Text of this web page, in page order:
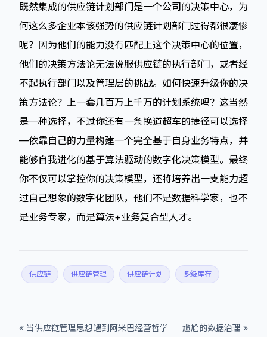
既然集成的供应链计划部门是一个公司的决策中心，为
何这么多企业本该强势的供应链计划部门过得都很凄惨
呢？因为他们的能力没有匹配上这个决策中心的位置，
他们的决策方法论无法说服供应链的执行部门，或者经
不起执行部门以及管理层的挑战。如何快速升级你的决
策方法论？上一套几百万上千万的计划系统吗？这当然
是一种选择，不过你还有一条换道超车的捷径可以选择
—依靠自己的力量构建一个完全基于自身业务特点，并
能够自我进化的基于算法驱动的数字化决策模型。最终
你不仅可以掌控你的决策模型，还将培养出一支能力超
过自己想象的数字化团队，他们不是数据科学家，也不
是业务专家，而是算法+业务复合型人才。
供应链 供应链管理 供应链计划 多级库存
« 当供应链管理思想遇到阿米巴经营哲学 尴尬的数据治理 »